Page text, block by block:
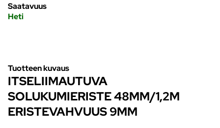
Saatavuus
Heti
Tuotteen kuvaus
ITSELIIMAUTUVA
SOLUKUMIERISTE 48MM/1,2M
ERISTEVAHVUUS 9MM